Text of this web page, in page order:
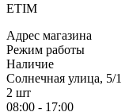
ETIM
Адрес магазина
Режим работы
Наличие
Солнечная улица, 5/1
2 шт
08:00 - 17:00